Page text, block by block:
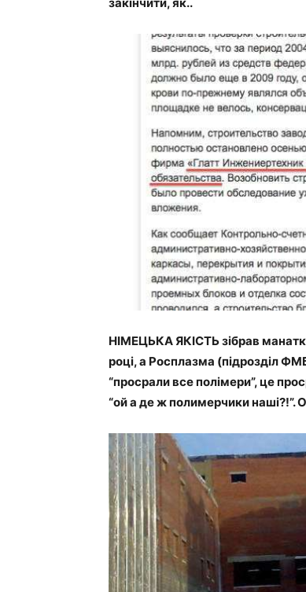
НІМЕЦЬКА ЯКІСТЬ зібрав
році, а Росплазма (підрозділ
“просрали все полімери”, це
“ой а де ж полимерчики наші?!”.